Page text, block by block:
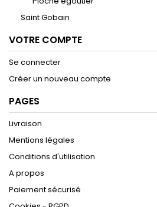
Saint Gobain
VOTRE COMPTE
Se connecter
Créer un nouveau compte
PAGES
Livraison
Mentions légales
Conditions d'utilisation
A propos
Paiement sécurisé